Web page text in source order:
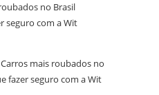
no Brasil
seguro com a Wit
Carros mais roubados no
fazer seguro com a Wit